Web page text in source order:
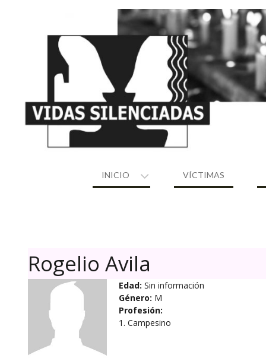
INICIO VÍCTIMAS
Rogelio Avila
Edad: Sin información
Género: M
Profesión:
1. Campesino